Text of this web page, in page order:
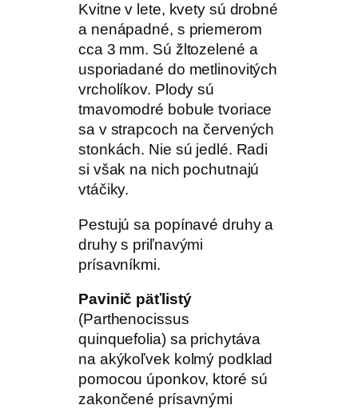
Kvitne v lete, kvety sú drobné
a nenápadné, s priemerom
cca 3 mm. Sú žltozelené a
usporiadané do metlinovitých
vrcholíkov. Plody sú
tmavomodré bobule tvoriace
sa v strapcoch na červených
stonkách. Nie sú jedlé. Radi
si však na nich pochutnajú
vtáčiky.
Pestujú sa popínavé druhy a
druhy s priľnavými
prísavníkmi.
Pavinič päťlistý
(Parthenocissus
quinquefolia) sa prichytáva
na akýkoľvek kolmý podklad
pomocou úponkov, ktoré sú
zakončené prísavnými